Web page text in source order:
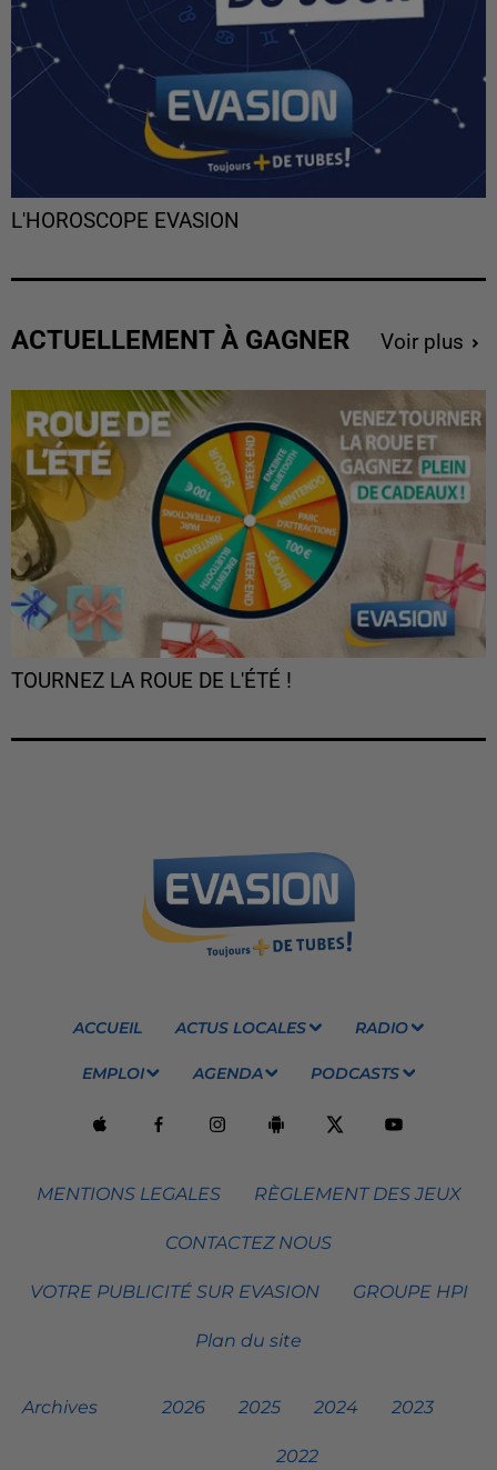
L'HOROSCOPE EVASION
ACTUELLEMENT À GAGNER Voir plus
TOURNEZ LA ROUE DE L'ÉTÉ !
ACCUEIL ACTUS LOCALES RADIO
EMPLOI AGENDA PODCASTS
MENTIONS LEGALES RÈGLEMENT DES JEUX
CONTACTEZ NOUS
VOTRE PUBLICITÉ SUR EVASION GROUPE HPI
Plan du site
Archives 2026 2025 2024 2023
2022